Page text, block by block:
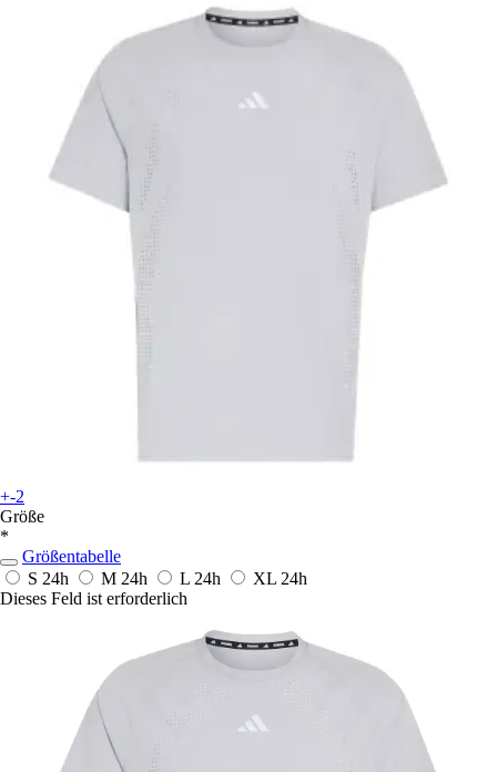
+-2
Größe
*
Größentabelle
S 24h M 24h L 24h XL 24h
Dieses Feld ist erforderlich